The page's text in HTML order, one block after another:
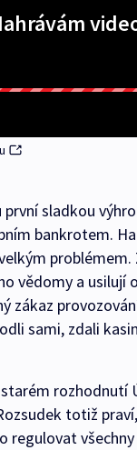
sladkou
bankrotem.
problémem.
vědomy a usilují
zákaz
sami, zdali
rozhodnutí
totiž
regulovat